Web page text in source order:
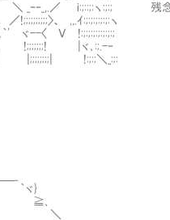
＼ _ｰ‐_,.／ i:;::;:ヽ:;:; 残念な
!;;;;;;;;;;〉、 ,,.ｲ:;:;:;:;:;:ヽ
.｀' ヾ--〈 Ｖ !:;:;:;:;:;:;:;
」 !;;;;;;;! |ヾ､:;.-‐
‐´:;:;:| |;;;;;;;;| !:;:;＼_:;:
}
､